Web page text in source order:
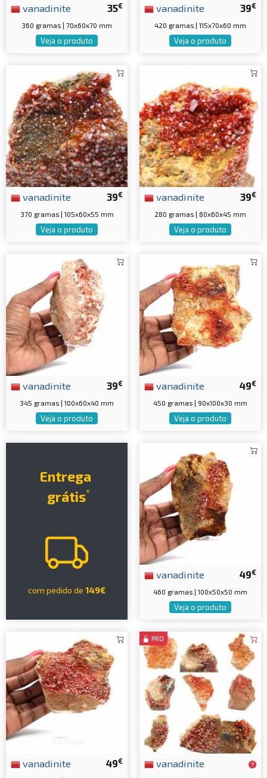
35€
vanadinite
360 gramas | 70x60x70 mm
Veja o produto
39€
vanadinite
420 gramas | 115x70x60 mm
Veja o produto
39€
vanadinite
370 gramas | 105x60x55 mm
Veja o produto
39€
vanadinite
280 gramas | 80x60x45 mm
Veja o produto
39€
vanadinite
345 gramas | 100x60x40 mm
Veja o produto
49€
vanadinite
450 gramas | 90x100x30 mm
Veja o produto
Entrega
grátis*
com pedido de 149€
49€
vanadinite
460 gramas | 100x50x50 mm
Veja o produto
49€
vanadinite
PRO
vanadinite